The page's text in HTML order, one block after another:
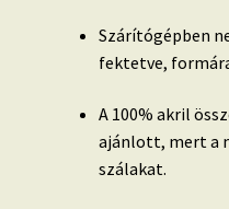
Szárítógépben
fektetve,
A 100% akril
ajánlott, mert a
szálakat.